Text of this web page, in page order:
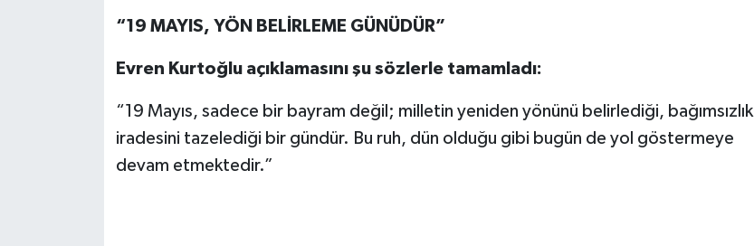
“19 MAYIS, YÖN BELİRLEME GÜNÜDÜR”
Evren Kurtoğlu açıklamasını şu sözlerle tamamladı:
“19 Mayıs, sadece bir bayram değil; milletin yeniden yönünü belirlediği, bağımsızlık
iradesini tazelediği bir gündür. Bu ruh, dün olduğu gibi bugün de yol göstermeye
devam etmektedir.”